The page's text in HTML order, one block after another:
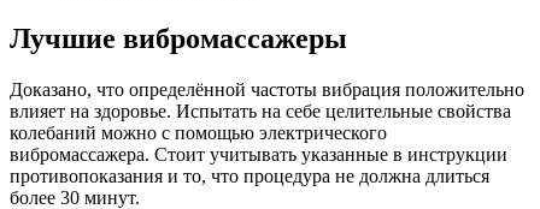
Лучшие вибромассажеры
Доказано, что определённой частоты вибрация положительно
влияет на здоровье. Испытать на себе целительные свойства
колебаний можно с помощью электрического
вибромассажера. Стоит учитывать указанные в инструкции
противопоказания и то, что процедура не должна длиться
более 30 минут.